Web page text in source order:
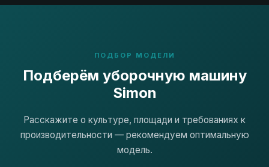
ПОДБОР МОДЕЛИ
Подберём уборочную машину
Simon
Расскажите о культуре, площади и требованиях к
производительности — рекомендуем оптимальную
модель.